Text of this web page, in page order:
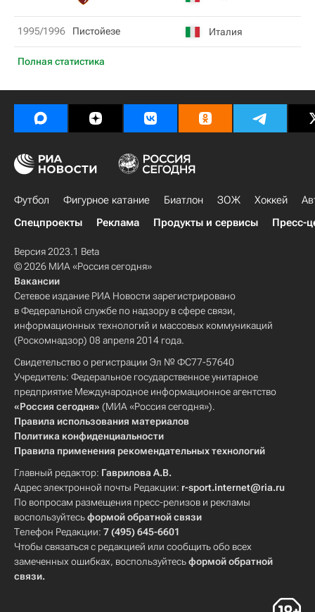
Полная статистика
1995/1996 Пистойезе Италия
Футбол Фигурное катание Биатлон ЗОЖ Хоккей
Спецпроекты
Реклама Продукты и сервисы Пресс-
Версия 2023.1 Beta
© 2026 МИА «Россия сегодня»
Вакансии
Сетевое издание РИА Новости зарегистрировано
в Федеральной службе по надзору в сфере связи,
информационных технологий и массовых коммуникаций
(Роскомнадзор) 08 апреля 2014 года.
Свидетельство о регистрации Эл № ФС77-57640
Учредитель: Федеральное государственное унитарное
предприятие Международное информационное агентство
«Россия сегодня» (МИА «Россия сегодня»).
Правила использования материалов
Политика конфиденциальности
Правила применения рекомендательных технологий
Главный редактор: Гаврилова А.В.
Адрес электронной почты Редакции: r-sport.internet@ria.ru
По вопросам размещения пресс-релизов и рекламы
воспользуйтесьформой обратной связи
Телефон Редакции: 7 (495) 645-6601
Чтобы связаться с редакцией или сообщить обо всех
замеченных ошибках, воспользуйтесьформой обратной
связи.